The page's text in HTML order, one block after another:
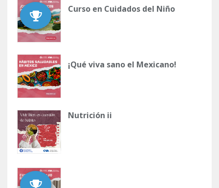
Curso en Cuidados del Niño
¡Qué viva sano el Mexicano!
Nutrición ii